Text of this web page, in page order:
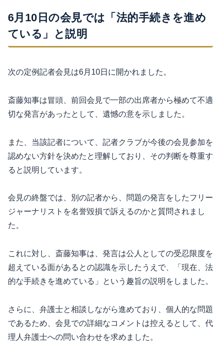
6月10日の会見では「法的手続きを進め
ている」と説明
次の定例記者会見は6月10日に開かれました。
斎藤知事は冒頭、前回会見で一部の出席者から極めて不適
切な発言があったとして、遺憾の意を示しました。
また、当該記者について、記者クラブが今後の会見参加を
認めない方針を決めたと理解しており、その判断を尊重す
ると説明しています。
会見の終盤では、別の記者から、問題の発言をしたフリー
ジャーナリストを名誉毀損で訴えるのかと質問されまし
た。
これに対し、斎藤知事は、発言は公人としての受忍限度を
超えている面があるとの認識を示したうえで、「現在、法
的な手続きを進めている」という趣旨の説明をしました。
さらに、弁護士と相談しながら進めており、個人的な問題
であるため、会見での詳細なコメントは控えるとして、代
理人弁護士への問い合わせを求めました。